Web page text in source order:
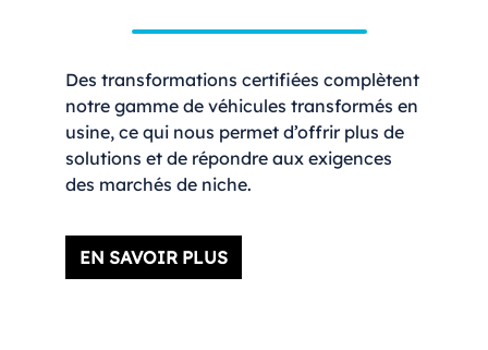
Des transformations certifiées complètent
notre gamme de véhicules transformés en
usine, ce qui nous permet d’offrir plus de
solutions et de répondre aux exigences
des marchés de niche.
EN SAVOIR PLUS